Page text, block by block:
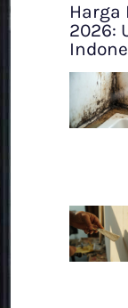
Harga
2026: